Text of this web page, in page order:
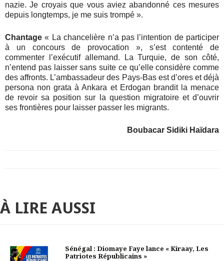
nazie. Je croyais que vous aviez abandonné ces mesures
depuis longtemps, je me suis trompé ».
Chantage « La chancelière n’a pas l’intention de participer
à un concours de provocation », s’est contenté de
commenter l’exécutif allemand. La Turquie, de son côté,
n’entend pas laisser sans suite ce qu’elle considère comme
des affronts. L’ambassadeur des Pays-Bas est d’ores et déjà
persona non grata à Ankara et Erdogan brandit la menace
de revoir sa position sur la question migratoire et d’ouvrir
ses frontières pour laisser passer les migrants.
Boubacar Sidiki Haïdara
À LIRE AUSSI
Sénégal : Diomaye Faye lance « Kiraay, Les
Patriotes Républicains »